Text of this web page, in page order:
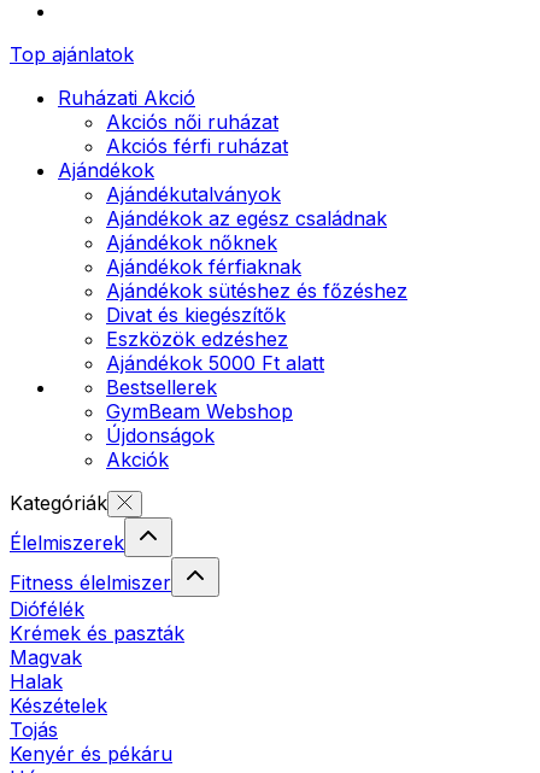
Top ajánlatok
Ruházati Akció
Akciós női ruházat
Akciós férfi ruházat
Ajándékok
Ajándékutalványok
Ajándékok az egész családnak
Ajándékok nőknek
Ajándékok férfiaknak
Ajándékok sütéshez és főzéshez
Divat és kiegészítők
Eszközök edzéshez
Ajándékok 5000 Ft alatt
Bestsellerek
GymBeam Webshop
Újdonságok
Akciók
Kategóriák
Élelmiszerek
Fitness élelmiszer
Diófélék
Krémek és paszták
Magvak
Halak
Készételek
Tojás
Kenyér és pékáru